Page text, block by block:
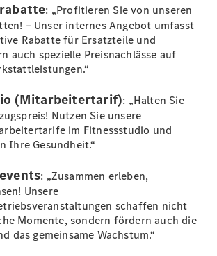
C-Klasse
Limousine
C-Klasse
Limousine -
elektrisch
Limousine
S-Klasse
Limousine
S-Klasse
Mercedes-
Maybach S-
Klasse
SUVs
: „Profitieren Sie von unseren
– Unser internes Angebot umfasst
Rabatte für Ersatzteile und
auch spezielle Preisnachlässe auf
(Mitarbeitertarif): „Halten Sie
Nutzen Sie unsere
im Fitnessstudio und
Ihre Gesundheit.“
: „Zusammen erleben,
Unsere
schaffen nicht
Momente, sondern fördern auch die
das gemeinsame Wachstum.“